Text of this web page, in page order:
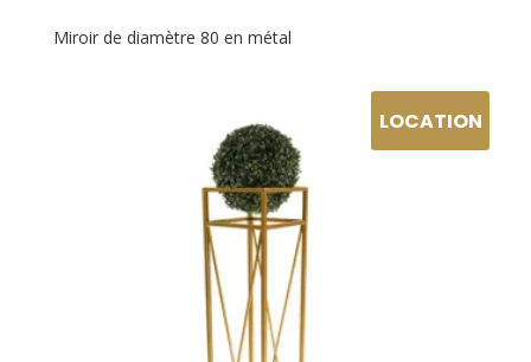
Miroir de diamètre 80 en métal
LOCATION